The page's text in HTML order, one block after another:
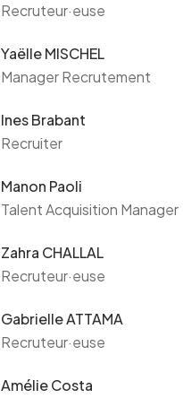
Recruteur·euse
Yaëlle MISCHEL
Manager Recrutement
Ines Brabant
Recruiter
Manon Paoli
Talent Acquisition Manager
Zahra CHALLAL
Recruteur·euse
Gabrielle ATTAMA
Recruteur·euse
Amélie Costa